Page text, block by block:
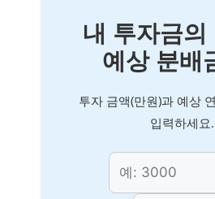
내 투자금의
예상 분배
투자 금액(만원)과 예상
입력하세요.